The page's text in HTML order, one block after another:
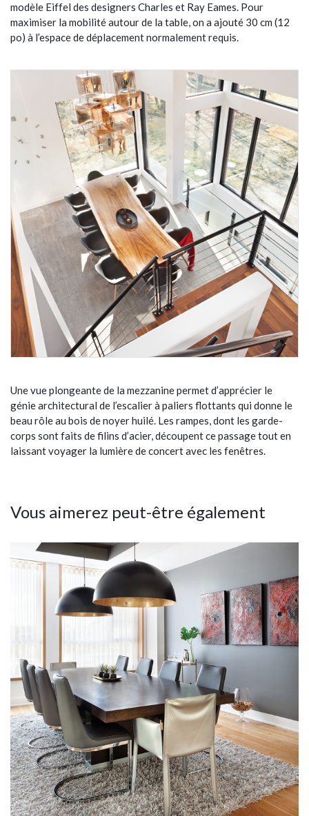
modèle Eiffel des designers Charles et Ray Eames. Pour
maximiser la mobilité autour de la table, on a ajouté 30 cm (12
po) à l’espace de déplacement normalement requis.
Une vue plongeante de la mezzanine permet d’apprécier le
génie architectural de l’escalier à paliers flottants qui donne le
beau rôle au bois de noyer huilé. Les rampes, dont les garde-
corps sont faits de filins d’acier, découpent ce passage tout en
laissant voyager la lumière de concert avec les fenêtres.
Vous aimerez peut-être également